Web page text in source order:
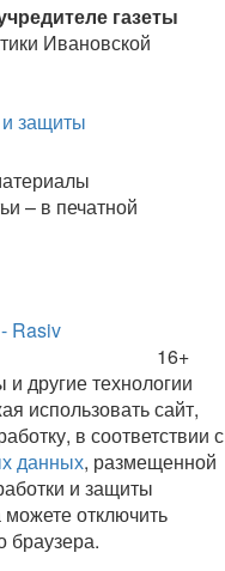
газеты
Ивановской
и защиты
– в печатной
Rasiv
16+
другие технологии
использовать сайт,
в соответствии с
данных, размещенной
и защиты
отключить
браузера.